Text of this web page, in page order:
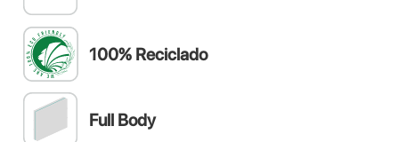
100% Reciclado
Full Body